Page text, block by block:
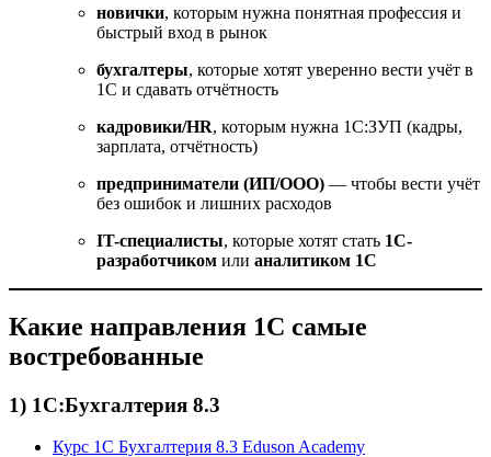
новички, которым нужна понятная профессия и
быстрый вход в рынок
бухгалтеры, которые хотят уверенно вести учёт в
1С и сдавать отчётность
кадровики/HR, которым нужна 1С:ЗУП (кадры,
зарплата, отчётность)
предприниматели (ИП/ООО) — чтобы вести учёт
без ошибок и лишних расходов
IT-специалисты, которые хотят стать 1С-
разработчиком или аналитиком 1С
Какие направления 1С самые
востребованные
1) 1С:Бухгалтерия 8.3
Курс 1С Бухгалтерия 8.3 Eduson Academy